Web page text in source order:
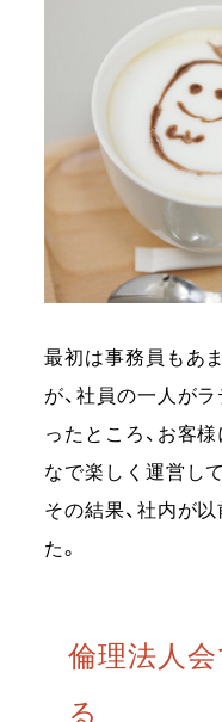
最初は事務員もあ
が、社員の一人が
ったところ、お客
なで楽しく運営し
その結果、社内が
た。
倫理法人
る